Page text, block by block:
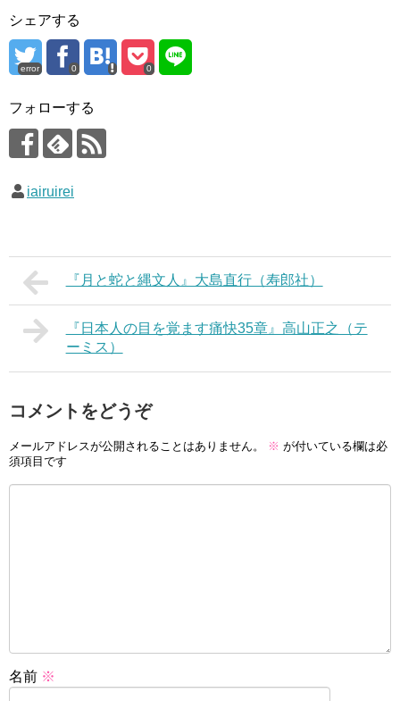
シェアする
error 0 0
フォローする
iairuirei
『月と蛇と縄文人』大島直行（寿郎社）
『日本人の目を覚ます痛快35章』高山正之（テ
ーミス）
コメントをどうぞ
メールアドレスが公開されることはありません。 ※ が付いている欄は必
須項目です
名前 ※